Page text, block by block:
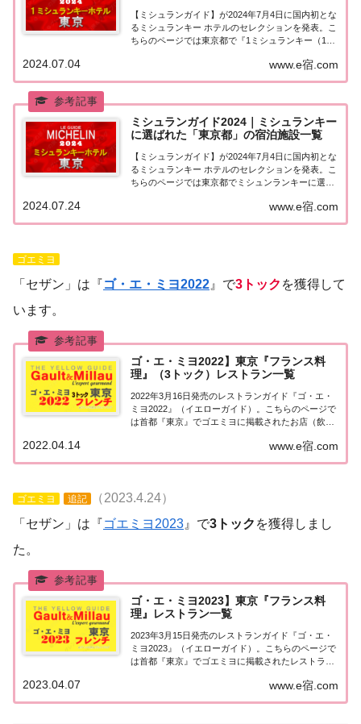
【ミシュランガイド】が2024年7月4日に国内初とな
るミシュランキー ホテルのセレクションを発表。こ
ちらのページでは東京都で『1ミシュランキー（1つ
覧にまとめました。ミシュランガイド2024『1ミシ
ュランキー（1つ星）』の宿泊施設東京...
www.e宿.com
2024.07.04
ミシュランガイド2024｜ミシュランキー
に選ばれた「東京都」の宿泊施設一覧
【ミシュランガイド】が2024年7月4日に国内初とな
るミシュランキー ホテルのセレクションを発表。こ
ちらのページでは東京都でミシュンランキーに選ば
た。「ミシュランキー2024」に選ばれた「東京都」
の宿泊施設東京都でミシュランガイド20...
www.e宿.com
2024.07.24
ゴエミヨ
「セザン」は『ゴ・エ・ミヨ2022 』で3トック を獲得して
います。
ゴ・エ・ミヨ2022】東京『フランス料
理』（3トック）レストラン一覧
2022年3月16日発売のレストランガイド『ゴ・エ・
ミヨ2022』（イエローガイド）。こちらのページで
は首都『東京』でゴエミヨに掲載されたお店（飲食
チ）」で「3トック」を獲得したお店を一覧にまと
めました。ゴエミヨ2022『東京』フレンチ...
www.e宿.com
2022.04.14
ゴエミヨ 追記
（2023.4.24）
「セザン」は『ゴエミヨ2023 』で3トック を獲得しまし
た。
ゴ・エ・ミヨ2023】東京『フランス料
理』レストラン一覧
2023年3月15日発売のレストランガイド『ゴ・エ・
ミヨ2023』（イエローガイド）。こちらのページで
は首都『東京』でゴエミヨに掲載されたレストラン
にまとめました。ゴエミヨ2023『東京』フレンチ関
東「東京エリア」で「ゴ・エ・ミヨ20...
www.e宿.com
2023.04.07